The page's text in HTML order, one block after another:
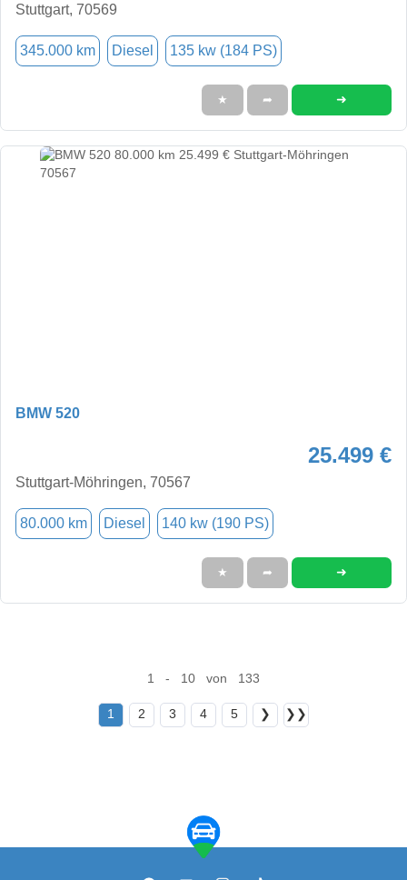
Stuttgart, 70569
345.000 km Diesel 135 kw (184 PS)
★ ➦ ➜
BMW 520
25.499 €
Stuttgart-Möhringen, 70567
80.000 km Diesel 140 kw (190 PS)
★ ➦ ➜
1 - 10 von 133
1 2 3 4 5 ❯ ❯❯